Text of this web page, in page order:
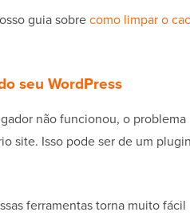
guia sobrecomo limpar o
seu WordPress
não funcionou, o
site. Isso pode ser de um
ferramentas torna muito